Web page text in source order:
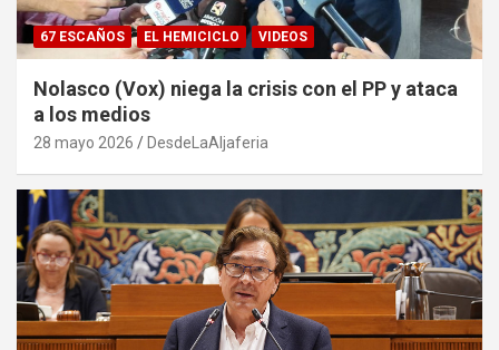
67 ESCAÑOS EL HEMICICLO VIDEOS
Nolasco (Vox) niega la crisis con el PP y ataca
a los medios
28 mayo 2026 DesdeLaAljaferia